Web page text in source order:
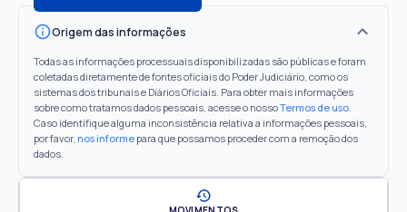
Origem das informações
Todas as informações processuais disponibilizadas são públicas e foram
coletadas diretamente de fontes oficiais do Poder Judiciário, como os
sistemas dos tribunais e Diários Oficiais. Para obter mais informações
sobre como tratamos dados pessoais, acesse o nossoTermos de uso.
Caso identifique alguma inconsistência relativa a informações pessoais,
por favor, nos informe para que possamos proceder com a remoção dos
dados.